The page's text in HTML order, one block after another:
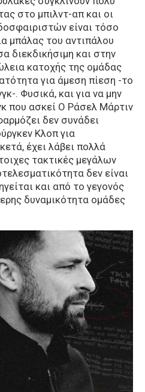
στο μπιλντ-απ και οι
είναι τόσο
μπάλας του αντιπάλου
διεκδικήσιμη και στην
κατοχής της ομάδας
για άμεση πίεση -το
. Φυσικά, και για να μην
που ασκεί Ο Ράσελ Μάρτιν
δεν συνάδει
Κλοπ για
έχει λάβει πολλά
τακτικές μεγάλων
δεν είναι
και από το γεγονός
δυναμικότητα ομάδες